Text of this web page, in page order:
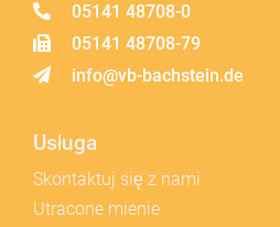
05141 48708-0
05141 48708-79
info@vb-bachstein.de
Usługa
Skontaktuj się z nami
Utracone mienie